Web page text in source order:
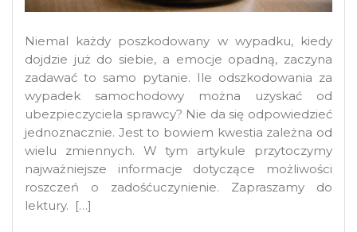
Niemal każdy poszkodowany w wypadku, kiedy
dojdzie już do siebie, a emocje opadną, zaczyna
zadawać to samo pytanie. Ile odszkodowania za
wypadek samochodowy można uzyskać od
ubezpieczyciela sprawcy? Nie da się odpowiedzieć
jednoznacznie. Jest to bowiem kwestia zależna od
wielu zmiennych. W tym artykule przytoczymy
najważniejsze informacje dotyczące możliwości
roszczeń o zadośćuczynienie. Zapraszamy do
lektury. […]